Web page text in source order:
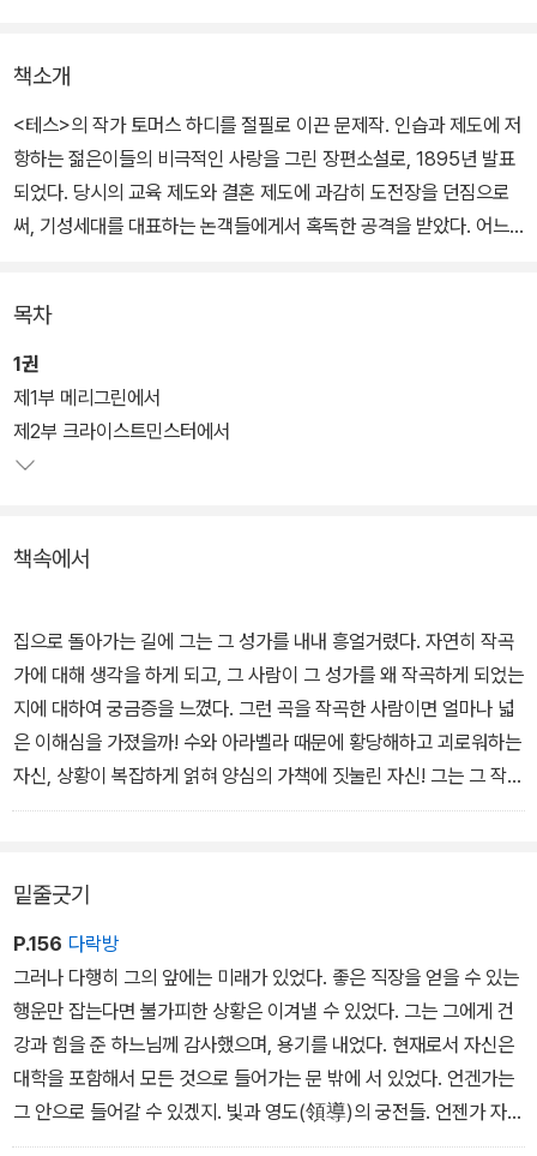
책소개
<테스>의 작가 토머스 하디를 절필로 이끈 문제작. 인습과 제도에 저
항하는 젊은이들의 비극적인 사랑을 그린 장편소설로, 1895년 발표
되었다. 당시의 교육 제도와 결혼 제도에 과감히 도전장을 던짐으로
써, 기성세대를 대표하는 논객들에게서 혹독한 공격을 받았다. 어느
어 왔다.
가난한 시골 마을에서 태어난 주드는, 학자와 성직자의 꿈을 이루기
위해 열심히 공부한다. 그리고 대도시 크라이스트민스터의 대학 입학
준비에 여념하던 중, 그와는 전혀 다른 가치관을 가진 당돌한 여인 아
운 사촌 수 브라이드헤드를 만나 사랑에 빠진다. 하지만 주드의 기대
와는 달리 허위의식과 위선으로 가득 찬 대학은 그의 입학을 불허하
게 된다.
작가 토마스 하디는 주인공의 처절하고 짧은 일생을 통해 교육, 결혼,
위해서는 자기 내면의 소리에 귀를 기울여야 한다'고 말한다.
목차
1권
제1부 메리그린에서
제2부 크라이스트민스터에서
책속에서
집으로 돌아가는 길에 그는 그 성가를 내내 흥얼거렸다. 자연히 작곡
가에 대해 생각을 하게 되고, 그 사람이 그 성가를 왜 작곡하게 되었는
지에 대하여 궁금증을 느꼈다. 그런 곡을 작곡한 사람이면 얼마나 넓
은 이해심을 가졌을까! 수와 아라벨라 때문에 황당해하고 괴로워하는
자신, 상황이 복잡하게 얽혀 양심의 가책에 짓눌린 자신! 그는 그 작곡
가를 만나보고 싶은 마음이 간절해졌다. '그 사람이라면 내가 겪는 어
야. 그도 고통 받고 괴로워하고 그리워하였으리라.
... 그러나 주드가 그를 따라잡기 전에 작곡가는 집으로 들어가고 말았
다. 그러자 지금 그를 찾아가는 것이 그에게 편리한 시간인지 아닌지
하는 의문이 떠올랐다. 그는 이왕 이곳가지 왔으며, 집으로 돌아가는
길이 먼 데다 오후까지 기다린다는 것이 쉬운 일이 아니라 판단하고,
그에게 편리한 시간이건 아니건 상관없이 그냥 그를 만나보기로 하였
다. 그가 정말 영혼의 사나이라면 예의를 갖추지 못한 방문을 이해해
밑줄긋기
P.156 다락방
그러나 다행히 그의 앞에는 미래가 있었다. 좋은 직장을 얻을 수 있는
행운만 잡는다면 불가피한 상황은 이겨낼 수 있었다. 그는 그에게 건
강과 힘을 준 하느님께 감사했으며, 용기를 내었다. 현재로서 자신은
대학을 포함해서 모든 것으로 들어가는 문 밖에 서 있었다. 언겐가는
그 안으로 들어갈 수 있겠지. 빛과 영도(領導)의 궁전들. 언젠가 자신
은 그 안에서 유리창을 통해 세상을 내려다볼 수 있겠지.